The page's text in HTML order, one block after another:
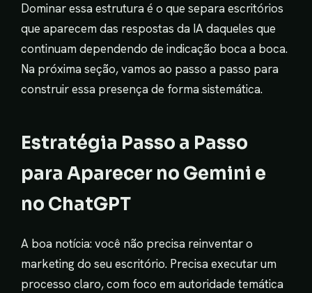
Dominar essa estrutura é o que separa escritórios
que aparecem das respostas da IA daqueles que
continuam dependendo de indicação boca a boca.
Na próxima seção, vamos ao passo a passo para
construir essa presença de forma sistemática.
Estratégia Passo a Passo
para Aparecer no Gemini e
no ChatGPT
A boa notícia: você não precisa reinventar o
marketing do seu escritório. Precisa executar um
processo claro, com foco em autoridade temática